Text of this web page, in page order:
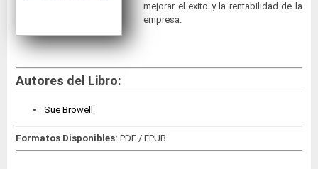
mejorar el exito y la rentabilidad de la
empresa.
Autores del Libro:
Sue Browell
Formatos Disponibles: PDF / EPUB